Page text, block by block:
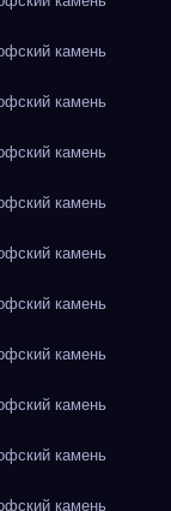
камень
камень
камень
камень
камень
камень
камень
камень
камень
камень